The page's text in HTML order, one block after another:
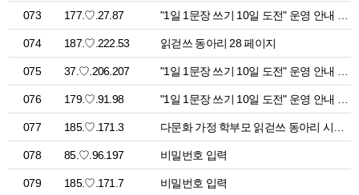
073 177.♡.27.87
074 187.♡.222.53 읽걷쓰 동아리 28 페이지
075 37.♡.206.207
076 179.♡.91.98
077 185.♡.171.3
078 85.♡.96.197 비밀번호 입력
079 185.♡.171.7 비밀번호 입력